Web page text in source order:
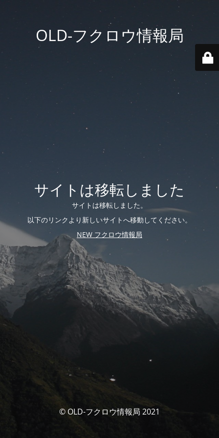
OLD-フクロウ情報局
サイトは移転しました
サイトは移転しました。
以下のリンクより新しいサイトへ移動してください。
NEW フクロウ情報局
© OLD-フクロウ情報局 2021